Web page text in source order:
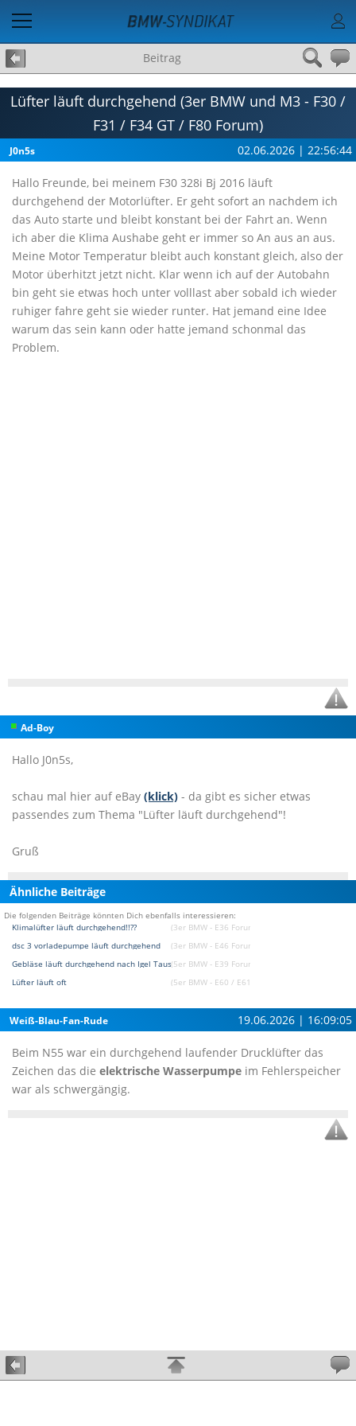
Beitrag
Lüfter läuft durchgehend (3er BMW und M3 - F30 /
F31 / F34 GT / F80 Forum)
J0n5s 02.06.2026 | 22:56:44
Hallo Freunde, bei meinem F30 328i Bj 2016 läuft
durchgehend der Motorlüfter. Er geht sofort an nachdem ich
das Auto starte und bleibt konstant bei der Fahrt an. Wenn
ich aber die Klima Aushabe geht er immer so An aus an aus.
Meine Motor Temperatur bleibt auch konstant gleich, also der
Motor überhitzt jetzt nicht. Klar wenn ich auf der Autobahn
bin geht sie etwas hoch unter volllast aber sobald ich wieder
ruhiger fahre geht sie wieder runter. Hat jemand eine Idee
warum das sein kann oder hatte jemand schonmal das
Problem.
Ad-Boy
Hallo J0n5s,
schau mal hier auf eBay (klick) - da gibt es sicher etwas
passendes zum Thema "Lüfter läuft durchgehend"!
Gruß
Ähnliche Beiträge
Die folgenden Beiträge könnten Dich ebenfalls interessieren:
Klimalüfter läuft durchgehend!!??
(3er BMW - E36 Forum)
dsc 3 vorladepumpe läuft durchgehend
(3er BMW - E46 Forum)
Gebläse läuft durchgehend nach Igel Tausch(5er BMW - E39 Forum)
Lüfter läuft oft
(5er BMW - E60 / E61 Forum)
Weiß-Blau-Fan-Rude 19.06.2026 | 16:09:05
Beim N55 war ein durchgehend laufender Drucklüfter das
Zeichen das die elektrische Wasserpumpe im Fehlerspeicher
war als schwergängig.